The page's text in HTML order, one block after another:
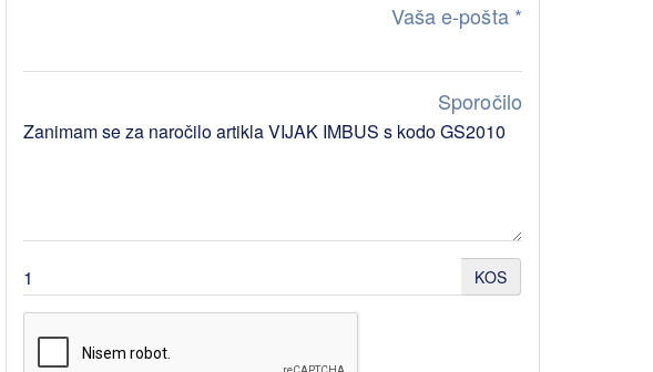
Vaša e-pošta *
Sporočilo
KOS